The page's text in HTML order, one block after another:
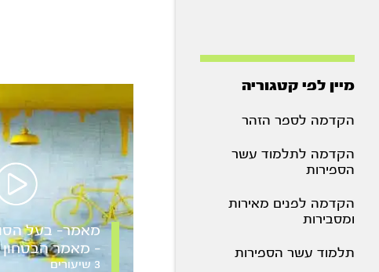
מיין לפי קטגוריה
הקדמה לספר הזהר
הקדמה לתלמוד עשר
הספירות
הקדמה לפנים מאירות
ומסבירות
תלמוד עשר הספירות
מאמר- בעל
– מאמר הבטחון
3 שיעורים